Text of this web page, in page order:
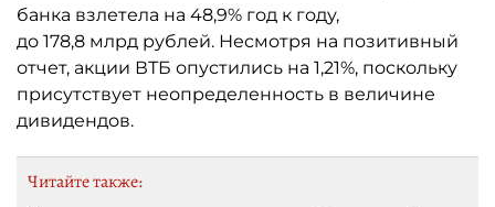
банка взлетела на 48,9% год к году,
до 178,8 млрд рублей. Несмотря на позитивный
отчет, акции ВТБ опустились на 1,21%, поскольку
присутствует неопределенность в величине
дивидендов.
Читайте также: